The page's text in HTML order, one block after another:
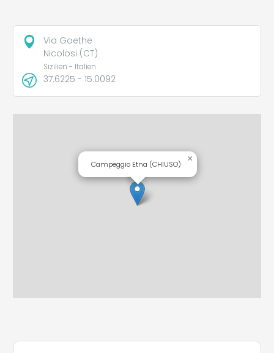
Via Goethe
Nicolosi (CT)
Sizilien - Italien
37.6225 - 15.0092
Campeggio Etna (CHIUSO)
×